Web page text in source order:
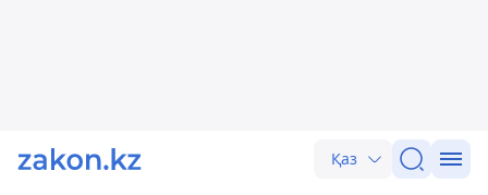
Қаз